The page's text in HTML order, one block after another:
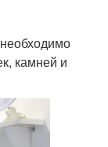
камней и